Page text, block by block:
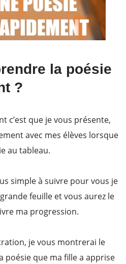
la poésie
?
c’est que je vous présente,
avec mes élèves lorsque
au tableau.
simple à suivre pour vous je
feuille et vous aurez le
ma progression.
je vous montrerai le
poésie que ma fille a apprise